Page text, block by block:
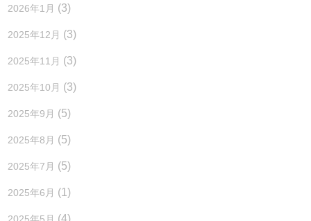
2026年1月 (3)
2025年12月 (3)
2025年11月 (3)
2025年10月 (3)
2025年9月 (5)
2025年8月 (5)
2025年7月 (5)
2025年6月 (1)
(4)